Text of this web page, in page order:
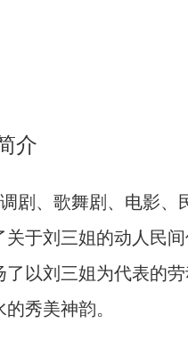
介
剧、歌舞剧、电影、
于刘三姐的动人民间
以刘三姐为代表的
的秀美神韵。